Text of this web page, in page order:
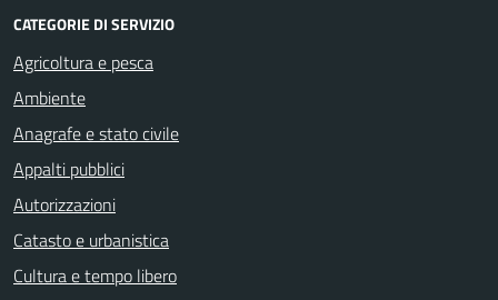
CATEGORIE DI SERVIZIO
Agricoltura e pesca
Ambiente
Anagrafe e stato civile
Appalti pubblici
Autorizzazioni
Catasto e urbanistica
Cultura e tempo libero